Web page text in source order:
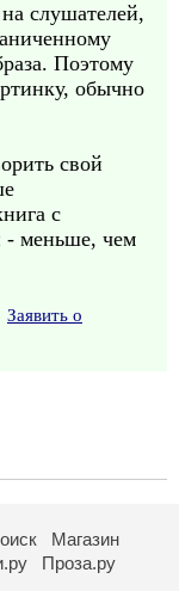
слушателей,
Поэтому
обычно
свой
с
- меньше, чем
Заявить о
Магазин
Проза.ру